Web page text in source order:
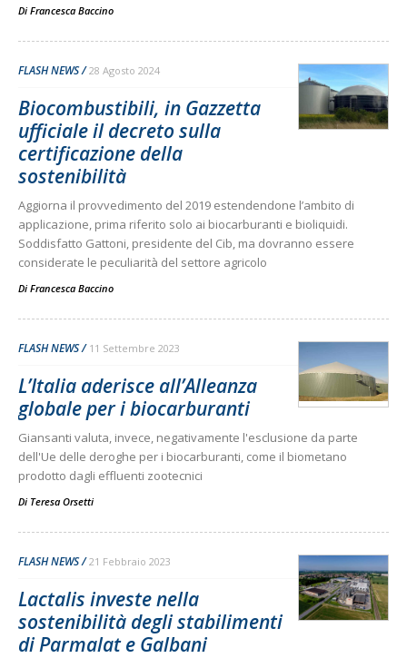
Di Francesca Baccino
FLASH NEWS 28 Agosto 2024
Biocombustibili, in Gazzetta
ufficiale il decreto sulla
certificazione della
sostenibilità
Aggiorna il provvedimento del 2019 estendendone l’ambito di
applicazione, prima riferito solo ai biocarburanti e bioliquidi.
Soddisfatto Gattoni, presidente del Cib, ma dovranno essere
considerate le peculiarità del settore agricolo
Di Francesca Baccino
FLASH NEWS 11 Settembre 2023
L’Italia aderisce all’Alleanza
globale per i biocarburanti
Giansanti valuta, invece, negativamente l'esclusione da parte
dell'Ue delle deroghe per i biocarburanti, come il biometano
prodotto dagli effluenti zootecnici
Di Teresa Orsetti
FLASH NEWS 21 Febbraio 2023
Lactalis investe nella
sostenibilità degli stabilimenti
di Parmalat e Galbani